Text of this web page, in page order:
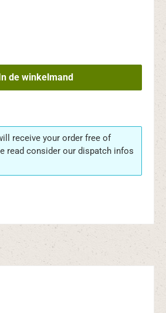
de winkelmand
receive your order free of
read consider our dispatch infos